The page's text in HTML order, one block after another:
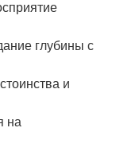
глубины с
и
на